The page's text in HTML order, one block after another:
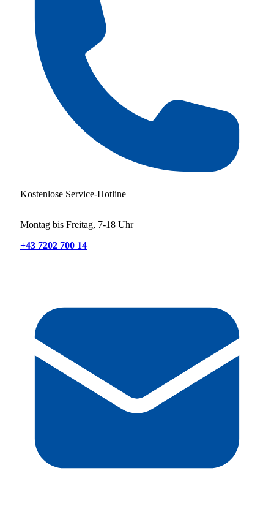
Kostenlose Service-Hotline
Montag bis Freitag, 7-18 Uhr
+43 7202 700 14